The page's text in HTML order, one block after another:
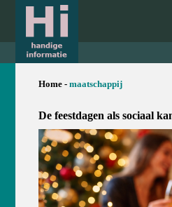
Home - maatschappij
De feestdagen als sociaal